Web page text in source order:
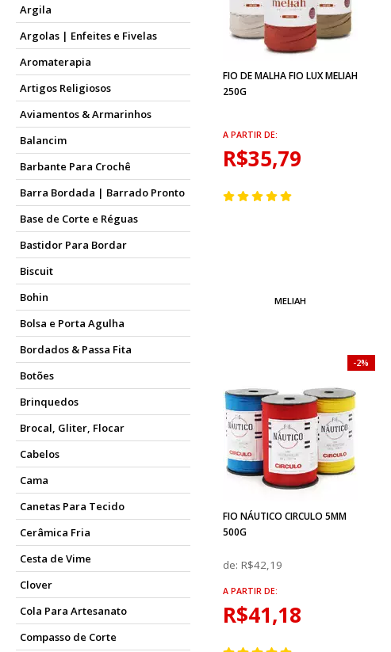
Argila
Argolas | Enfeites e Fivelas
Aromaterapia
Artigos Religiosos
Aviamentos & Armarinhos
Balancim
Barbante Para Crochê
Barra Bordada | Barrado Pronto
Base de Corte e Réguas
Bastidor Para Bordar
Biscuit
Bohin
Bolsa e Porta Agulha
Bordados & Passa Fita
Botões
Brinquedos
Brocal, Gliter, Flocar
Cabelos
Cama
Canetas Para Tecido
Cerâmica Fria
Cesta de Vime
Clover
Cola Para Artesanato
Compasso de Corte
FIO DE MALHA FIO LUX MELIAH
250G
A PARTIR DE:
R$35,79
MELIAH
FIO NÁUTICO CIRCULO 5MM
500G
de:R$42,19
A PARTIR DE:
R$41,18
2%